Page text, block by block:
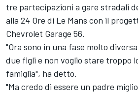
tre partecipazioni a gare stradali
alla 24 Ore di Le Mans con il
Chevrolet Garage 56.
"Ora sono in una fase molto
due figli e non voglio stare troppo
famiglia", ha detto.
"Ma credo di essere un padre